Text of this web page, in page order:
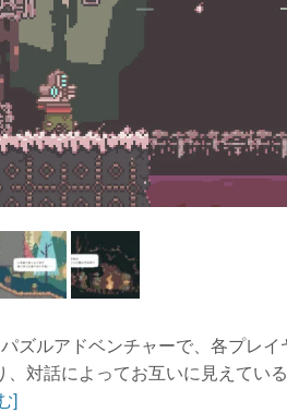
パズルアドベンチャーで、各プレ
、対話によってお互いに見えてい
]